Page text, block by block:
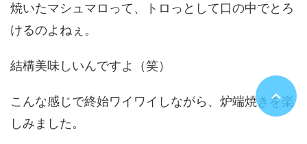
焼いたマシュマロって、トロっとして口の中でとろ
けるのよねぇ。
結構美味しいんですよ（笑）
こんな感じで終始ワイワイしながら、炉端焼きを楽
しみました。